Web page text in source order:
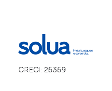
CRECI: 25359